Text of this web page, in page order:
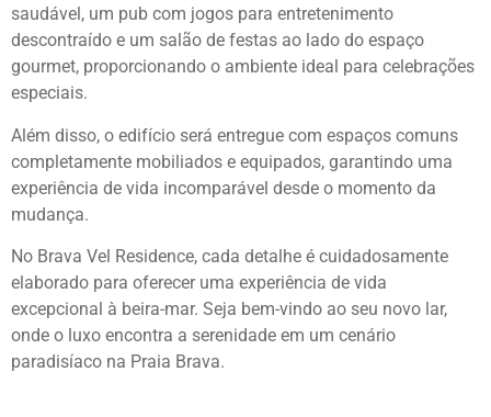
saudável, um pub com jogos para entretenimento
descontraído e um salão de festas ao lado do espaço
gourmet, proporcionando o ambiente ideal para celebrações
especiais.
Além disso, o edifício será entregue com espaços comuns
completamente mobiliados e equipados, garantindo uma
experiência de vida incomparável desde o momento da
mudança.
No Brava Vel Residence, cada detalhe é cuidadosamente
elaborado para oferecer uma experiência de vida
excepcional à beira-mar. Seja bem-vindo ao seu novo lar,
onde o luxo encontra a serenidade em um cenário
paradisíaco na Praia Brava.